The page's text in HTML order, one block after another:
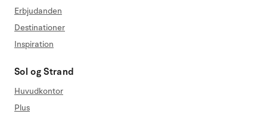
Erbjudanden
Destinationer
Inspiration
Sol og Strand
Huvudkontor
Plus